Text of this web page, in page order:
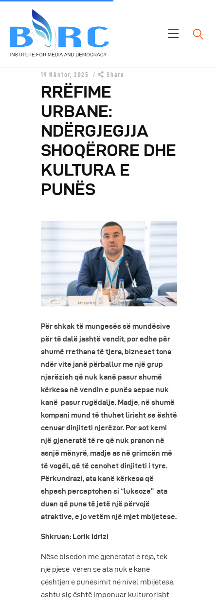
Publikimet
Projektet
Rreth Nesh
19 Nëntor, 2025 Share
RRËFIME
URBANE:
NDËRGJEGJJA
SHOQËRORE DHE
KULTURA E
PUNËS
Për shkak të mungesës së mundësive
për të dalë jashtë vendit, por edhe për
shumë rrethana të tjera, bizneset tona
ndër vite janë përballur me një grup
njerëzish që nuk kanë pasur shumë
kërkesa në vendin e punës sepse nuk
kanë pasur rugëdalje. Madje, në shumë
kompani mund të thuhet lirisht se është
cenuar dinjiteti njerëzor. Por sot kemi
një gjeneratë të re që nuk pranon në
asnjë mënyrë, madje as në grimcën më
të vogël, që të cenohet dinjiteti i tyre.
Përkundrazi, ata kanë kërkesa që
shpesh perceptohen si “luksoze” ata
duan që puna të jetë një përvojë
atraktive, e jo vetëm një mjet mbijetese.
Shkruan: Lorik Idrizi
Nëse bisedon me gjeneratat e reja, tek
një pjesë vëren se ata nuk e kanë
çështjen e punësimit në nivel mbijetese,
ashtu siç është imponuar kulturorisht